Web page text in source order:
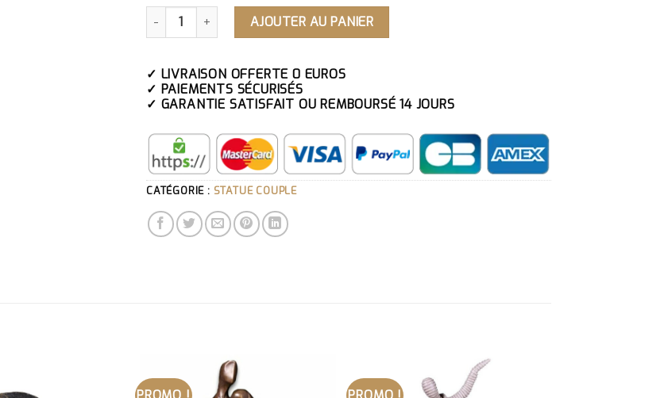
QUANTITÉ DE STATUE COUPLE AMOUR ÉTERNEL
AJOUTER AU PANIER
✓ LIVRAISON OFFERTE 0 EUROS
✓ PAIEMENTS SÉCURISÉS
✓ GARANTIE SATISFAIT OU REMBOURSÉ 14 JOURS
CATÉGORIE : STATUE COUPLE